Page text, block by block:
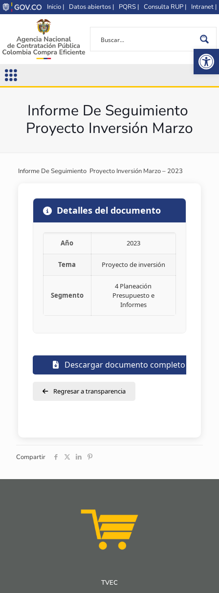
Inicio | Datos abiertos | PQRS | Consulta RUP | Intranet |
Informe De Seguimiento
Proyecto Inversión Marzo
Informe De Seguimiento Proyecto Inversión Marzo – 2023
Detalles del documento
Año 2023
Tema Proyecto de inversión
Segmento
4 Planeación
Presupuesto e
Informes
Descargar documento completo
Regresar a transparencia
Compartir
TVEC